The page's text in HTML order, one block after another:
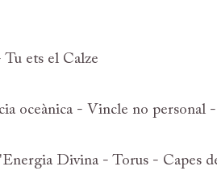
ets el Calze
oceànica - Vincle no personal
Divina - Torus - Capes